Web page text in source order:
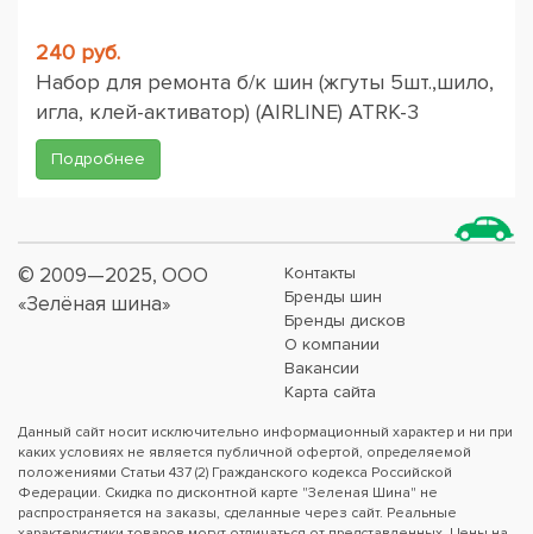
240 руб.
Набор для ремонта б/к шин (жгуты 5шт.,шило,
игла, клей-активатор) (AIRLINE) ATRK-3
Подробнее
© 2009—2025, ООО
«Зелёная шина»
Контакты
Бренды шин
Бренды дисков
О компании
Вакансии
Карта сайта
Данный сайт носит исключительно информационный характер и ни при
каких условиях не является публичной офертой, определяемой
положениями Статьи 437 (2) Гражданского кодекса Российской
Федерации. Скидка по дисконтной карте "Зеленая Шина" не
распространяется на заказы, сделанные через сайт. Реальные